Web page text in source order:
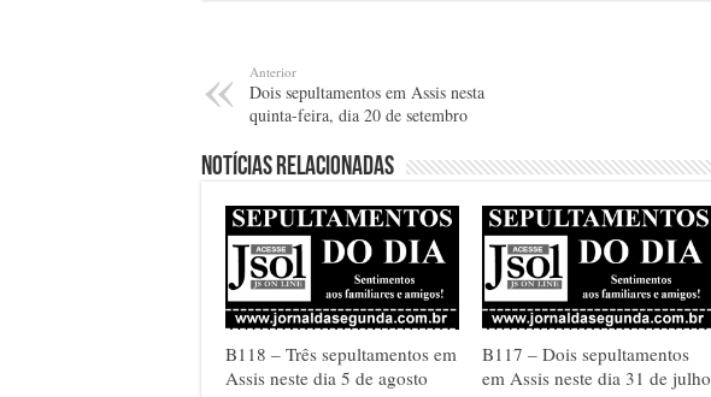
Anterior
Dois sepultamentos em Assis nesta
quinta-feira, dia 20 de setembro
Notícias relacionadas
B118 – Três sepultamentos em
Assis neste dia 5 de agosto
B117 – Dois sepultamentos
em Assis neste dia 31 de julho